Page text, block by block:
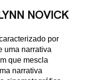
NOVICK
por
uma narrativa
que mescla
narrativa